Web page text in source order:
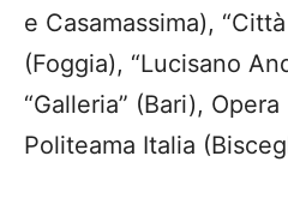
e Casamassima),
(Foggia), “Lucisano
“Galleria” (Bari),
Politeama Italia